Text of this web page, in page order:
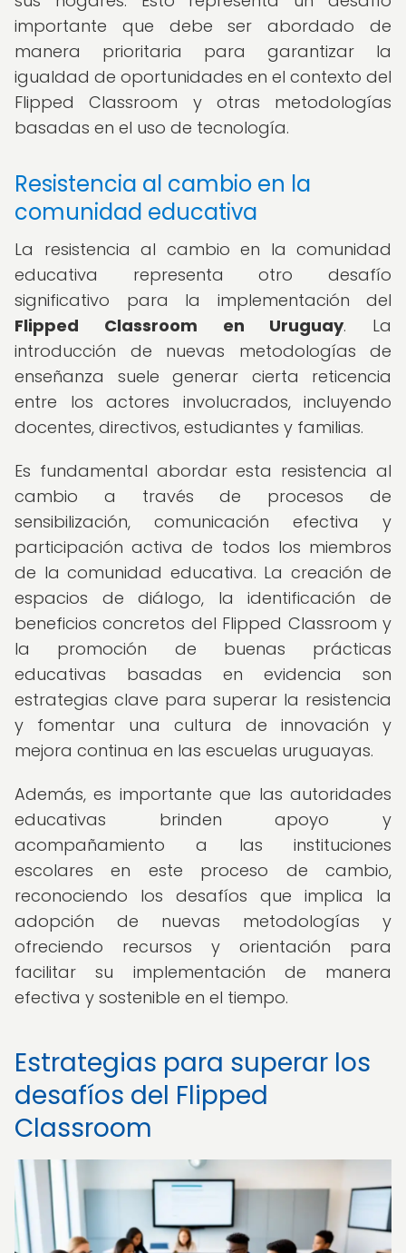
importante que debe ser abordado de
manera prioritaria para garantizar la
igualdad de oportunidades en el contexto del
Flipped Classroom y otras metodologías
basadas en el uso de tecnología.
Resistencia al cambio en la
comunidad educativa
La resistencia al cambio en la comunidad
educativa representa otro desafío
significativo para la implementación del
Flipped Classroom en Uruguay. La
introducción de nuevas metodologías de
enseñanza suele generar cierta reticencia
entre los actores involucrados, incluyendo
docentes, directivos, estudiantes y familias.
Es fundamental abordar esta resistencia al
cambio a través de procesos de
sensibilización, comunicación efectiva y
participación activa de todos los miembros
de la comunidad educativa. La creación de
espacios de diálogo, la identificación de
beneficios concretos del Flipped Classroom y
la promoción de buenas prácticas
educativas basadas en evidencia son
estrategias clave para superar la resistencia
y fomentar una cultura de innovación y
mejora continua en las escuelas uruguayas.
Además, es importante que las autoridades
educativas brinden apoyo y
acompañamiento a las instituciones
escolares en este proceso de cambio,
reconociendo los desafíos que implica la
adopción de nuevas metodologías y
ofreciendo recursos y orientación para
facilitar su implementación de manera
efectiva y sostenible en el tiempo.
Estrategias para superar los
desafíos del Flipped
Classroom